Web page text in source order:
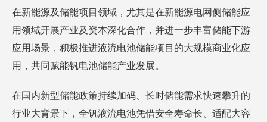
在新能源及储能项目领域，尤其是在新能源电网侧储能应
用领域开展产业及资本深化合作，并进一步丰富储能下游
应用场景，积极推进液流电池储能项目的大规模商业化应
用，共同赋能钒电池储能产业发展。
在国内新型储能政策持续加码、长时储能需求快速攀升的
行业大背景下，全钒液流电池凭借安全寿命长、适配大容